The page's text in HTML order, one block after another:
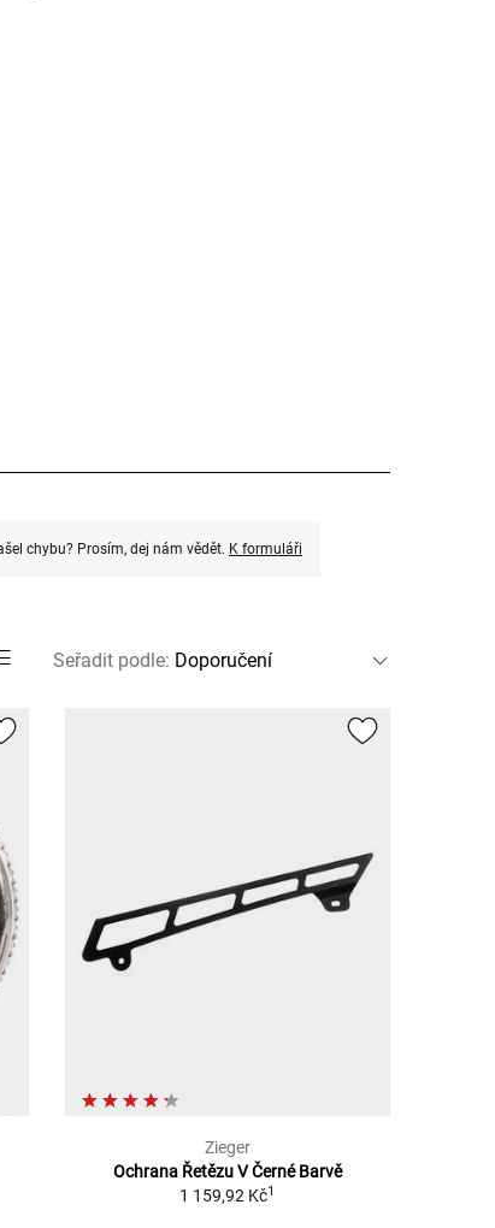
chybu? Prosím, dej nám vědět. K formuláři
Seřadit podle:
Zieger
Ochrana Řetězu V Černé Barvě
1 159,92 Kč1